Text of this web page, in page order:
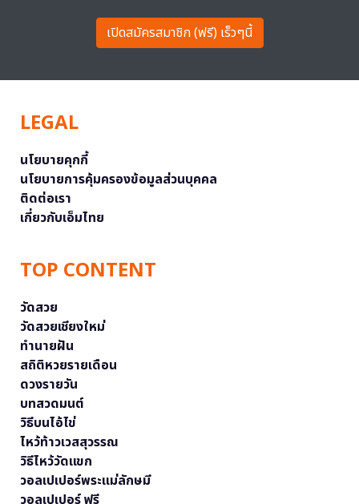
เปิดสมัครสมาชิก (ฟรี) เร็วๆนี้
LEGAL
นโยบายคุกกี้
นโยบายการคุ้มครองข้อมูลส่วนบุคคล
ติดต่อเรา
เกี่ยวกับเอ็มไทย
TOP CONTENT
วัดสวย
วัดสวยเชียงใหม่
ทำนายฝัน
สถิติหวยรายเดือน
ดวงรายวัน
บทสวดมนต์
วิธีบนไอ้ไข่
ไหว้ท้าวเวสสุวรรณ
วิธีไหว้วัดแขก
วอลเปเปอร์พระแม่ลักษมี
วอลเปเปอร์ ฟรี